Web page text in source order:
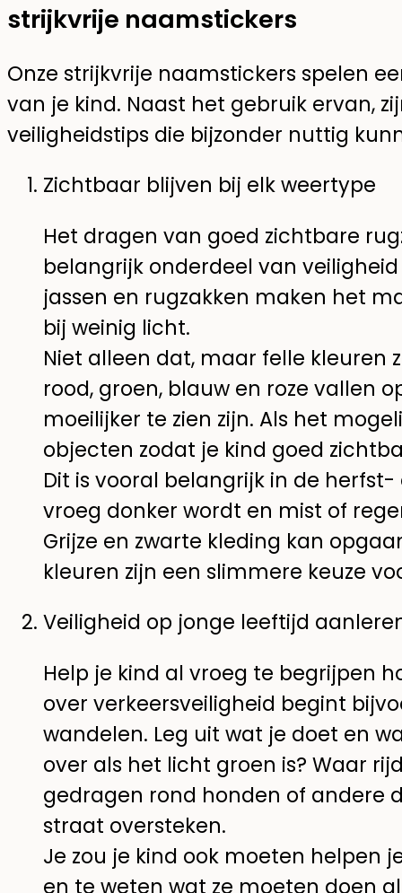
strijkvrije naamstickers
Onze strijkvrije naamstickers spelen
van je kind. Naast het gebruik ervan,
veiligheidstips die bijzonder nuttig
Zichtbaar blijven bij elk weertype
Het dragen van goed zichtbare
belangrijk onderdeel van
jassen en rugzakken maken het
bij weinig licht.
Niet alleen dat, maar felle kleuren
rood, groen, blauw en roze vallen
moeilijker te zien zijn. Als het
objecten zodat je kind goed
Dit is vooral belangrijk in de
vroeg donker wordt en mist of
Grijze en zwarte kleding kan
kleuren zijn een slimmere keuze
Veiligheid op jonge leeftijd
Help je kind al vroeg te begrijpen
over verkeersveiligheid begint
wandelen. Leg uit wat je doet en
over als het licht groen is? Waar
gedragen rond honden of andere
straat oversteken.
Je zou je kind ook moeten
en te weten wat ze moeten doen